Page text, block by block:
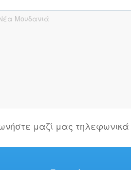
Μουδανιά
μαζί μας τηλεφωνικά